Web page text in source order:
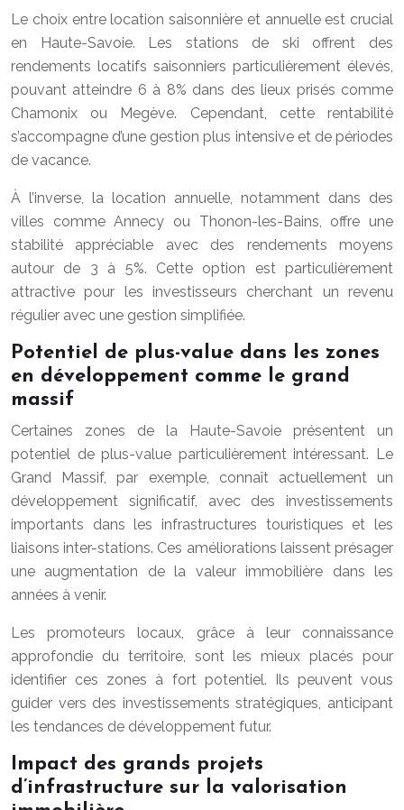
Le choix entre location saisonnière et annuelle est crucial
en Haute-Savoie. Les stations de ski offrent des
rendements locatifs saisonniers particulièrement élevés,
pouvant atteindre 6 à 8% dans des lieux prisés comme
Chamonix ou Megève. Cependant, cette rentabilité
s’accompagne d’une gestion plus intensive et de périodes
de vacance.
À l’inverse, la location annuelle, notamment dans des
villes comme Annecy ou Thonon-les-Bains, offre une
stabilité appréciable avec des rendements moyens
autour de 3 à 5%. Cette option est particulièrement
attractive pour les investisseurs cherchant un revenu
régulier avec une gestion simplifiée.
Potentiel de plus-value dans les zones
en développement comme le grand
massif
Certaines zones de la Haute-Savoie présentent un
potentiel de plus-value particulièrement intéressant. Le
Grand Massif, par exemple, connaît actuellement un
développement significatif, avec des investissements
importants dans les infrastructures touristiques et les
liaisons inter-stations. Ces améliorations laissent présager
une augmentation de la valeur immobilière dans les
années à venir.
Les promoteurs locaux, grâce à leur connaissance
approfondie du territoire, sont les mieux placés pour
identifier ces zones à fort potentiel. Ils peuvent vous
guider vers des investissements stratégiques, anticipant
les tendances de développement futur.
Impact des grands projets
d’infrastructure sur la valorisation